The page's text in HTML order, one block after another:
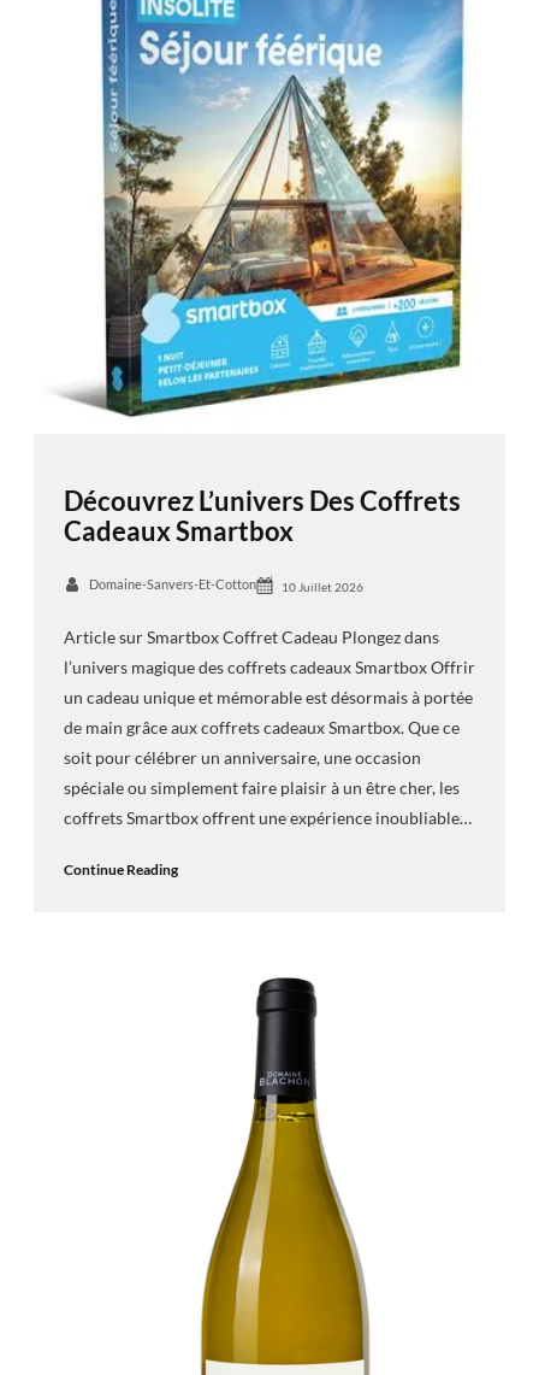
Découvrez L’univers Des Coffrets
Cadeaux Smartbox
Domaine-Sanvers-Et-Cotton 10 Juillet 2026
Article sur Smartbox Coffret Cadeau Plongez dans
l’univers magique des coffrets cadeaux Smartbox Offrir
un cadeau unique et mémorable est désormais à portée
de main grâce aux coffrets cadeaux Smartbox. Que ce
soit pour célébrer un anniversaire, une occasion
spéciale ou simplement faire plaisir à un être cher, les
coffrets Smartbox offrent une expérience inoubliable…
Continue Reading